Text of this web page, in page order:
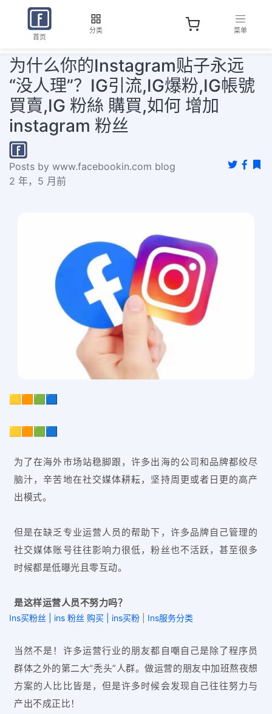
首页
分类 菜单
为什么你的Instagram贴子永远
“没人理”？IG引流,IG爆粉,IG帳號
買賣,IG 粉絲 購買,如何 增加
instagram 粉丝
Posts by www.facebookin.com blog
2 年，5 月前
🟨🟧🟩🟦
🟨🟧🟩🟦
为了在海外市场站稳脚跟，许多出海的公司和品牌都绞尽
脑汁，辛苦地在社交媒体耕耘，坚持周更或者日更的高产
出模式。
但是在缺乏专业运营人员的帮助下，许多品牌自己管理的
社交媒体账号往往影响力很低，粉丝也不活跃，甚至很多
时候都是低曝光且零互动。
是这样运营人员不努力吗？
Ins买粉丝 | ins 粉丝 购买 | ins买粉 Ins服务分类
当然不是！许多运营行业的朋友都自嘲自己是除了程序员
群体之外的第二大“秃头”人群。做运营的朋友中加班熬夜想
方案的人比比皆是，但是许多时候会发现自己往往努力与
产出不成正比！